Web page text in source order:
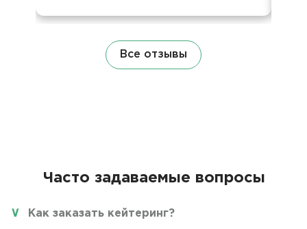
Все отзывы
Часто задаваемые вопросы
Как заказать кейтеринг?